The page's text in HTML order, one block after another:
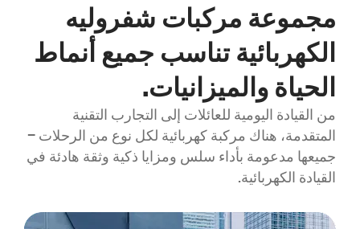
مجموعة مركبات شفروليه
الكهربائية تناسب جميع أنماط
الحياة والميزانيات.
من القيادة اليومية للعائلات إلى التجارب التقنية
المتقدمة، هناك مركبة كهربائية لكل نوع من الرحلات –
جميعها مدعومة بأداء سلس ومزايا ذكية وثقة هادئة في
القيادة الكهربائية.